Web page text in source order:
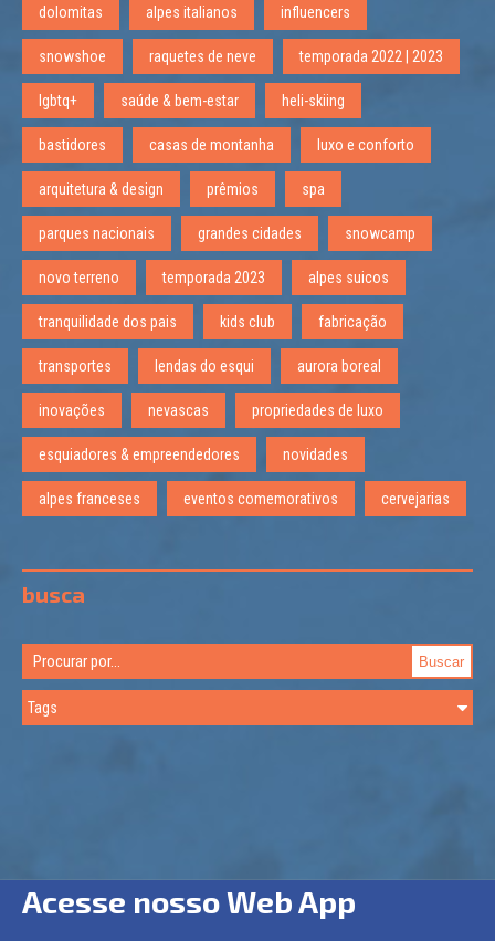
dolomitas alpes italianos influencers
snowshoe raquetes de neve temporada 2022 | 2023
lgbtq+ saúde & bem-estar heli-skiing
bastidores casas de montanha luxo e conforto
arquitetura & design prêmios spa
parques nacionais grandes cidades snowcamp
novo terreno temporada 2023 alpes suicos
tranquilidade dos pais kids club fabricação
transportes lendas do esqui aurora boreal
inovações nevascas propriedades de luxo
esquiadores & empreendedores novidades
alpes franceses eventos comemorativos cervejarias
busca
Acesse nosso Web App